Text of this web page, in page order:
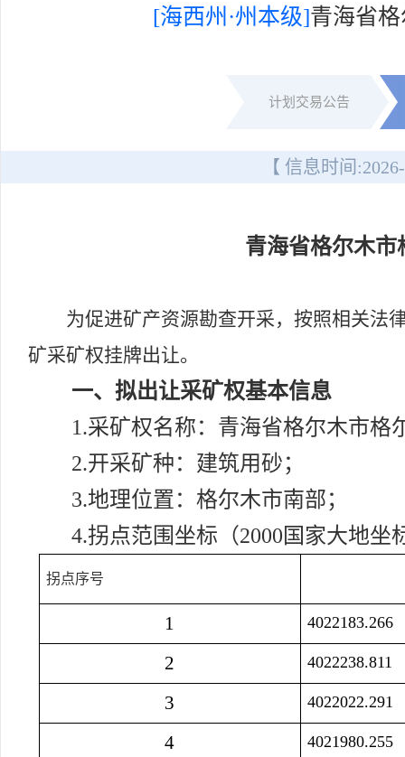
[海西州·州本级]青海省
计划交易公告
【 信息时间:
青海省格尔木市
为促进矿产资源勘查开采，按照相关法
矿采矿权挂牌出让。
一、拟出让采矿权基本信息
1.采矿权名称：青海省格尔木市格
2.开采矿种：建筑用砂；
3.地理位置：格尔木市南部；
4.拐点范围坐标（2000国家大地坐
拐点序号
1 4022183.266
2 4022238.811
3 4022022.291
4 4021980.255